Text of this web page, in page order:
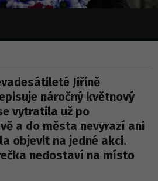
Jiřině
náročný květnový
vytratila už po
a do města nevyrazí ani
objevit na jedné akci.
nedostaví na místo